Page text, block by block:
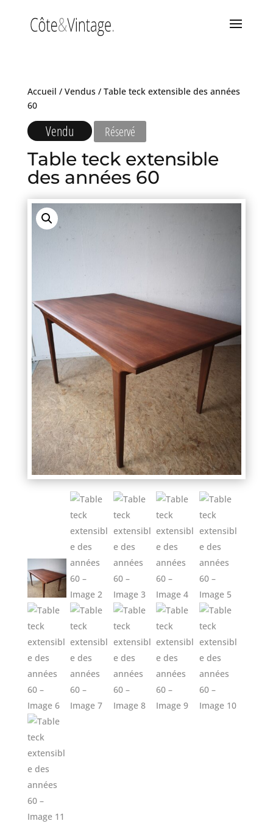
Accueil / Vendus/ Table teck extensible des années
60
Vendu Réservé
Table teck extensible
des années 60